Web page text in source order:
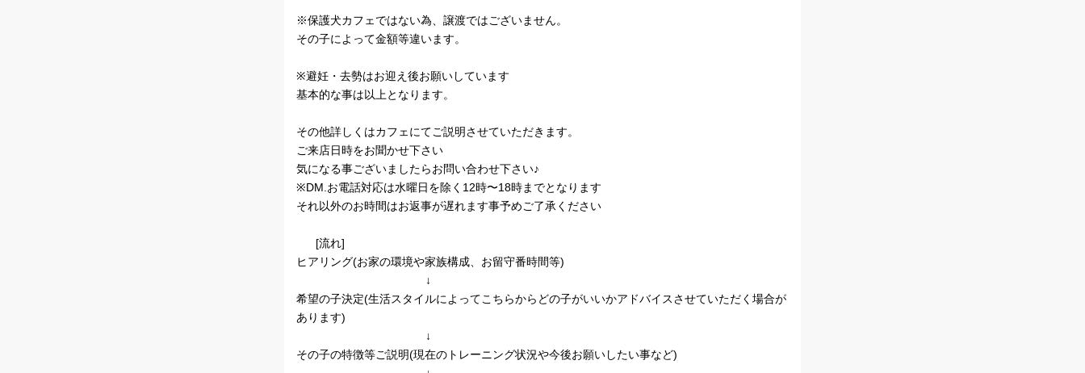
※保護犬カフェではない為、譲渡ではございません。
その子によって金額等違います。
※避妊・去勢はお迎え後お願いしています
基本的な事は以上となります。
その他詳しくはカフェにてご説明させていただきます。
ご来店日時をお聞かせ下さい
気になる事ございましたらお問い合わせ下さい♪
※DM.お電話対応は水曜日を除く12時〜18時までとなります
それ以外のお時間はお返事が遅れます事予めご了承ください
[流れ]
ヒアリング(お家の環境や家族構成、お留守番時間等)
↓
希望の子決定(生活スタイルによってこちらからどの子がいいかアドバイスさせていただく場合が
あります)
↓
その子の特徴等ご説明(現在のトレーニング状況や今後お願いしたい事など)